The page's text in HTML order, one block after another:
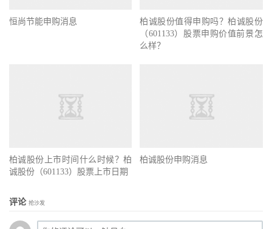
恒尚节能申购消息
柏诚股份值得申购吗？柏诚股份
（601133）股票申购价值前景怎
么样？
柏诚股份上市时间什么时候？柏
诚股份（601133）股票上市日期
柏诚股份申购消息
评论 抢沙发